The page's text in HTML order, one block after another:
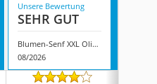
Unsere Bewertung
SEHR GUT
Blumen-Senf XXL Olivenbaum
08/2026